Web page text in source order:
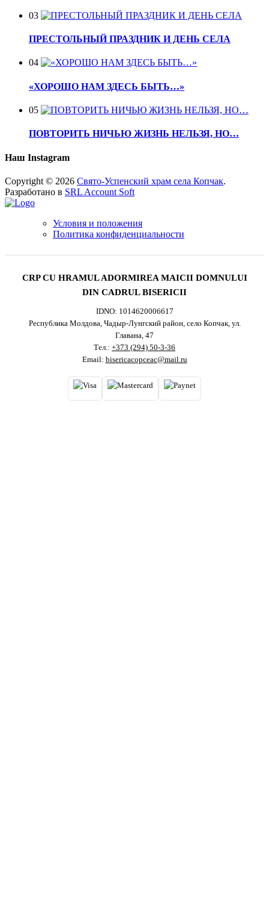
03
ПРЕСТОЛЬНЫЙ ПРАЗДНИК И ДЕНЬ СЕЛА
04
«ХОРОШО НАМ ЗДЕСЬ БЫТЬ…»
05
ПОВТОРИТЬ НИЧЬЮ ЖИЗНЬ НЕЛЬЗЯ, НО…
Наш Instagram
Copyright © 2026 Свято-Успенский храм села Копчак.
Разработано в SRL Account Soft
Условия и положения
Политика конфиденциальности
CRP CU HRAMUL ADORMIREA MAICII DOMNULUI
DIN CADRUL BISERICII
IDNO: 1014620006617
Республика Молдова, Чадыр-Лунгский район, село Копчак, ул.
Главана, 47
Тел.: +373 (294) 50-3-36
Email: bisericacopceac@mail.ru